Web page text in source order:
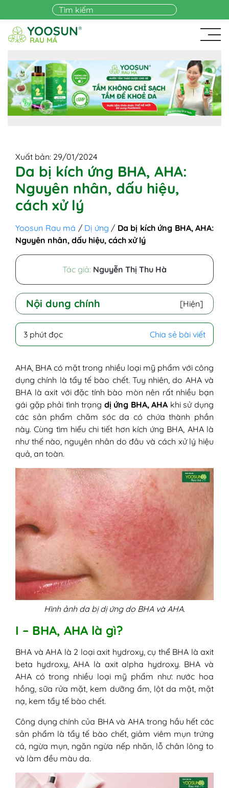
Skip to main content
Xuất bản: 29/01/2024
Da bị kích ứng BHA, AHA:
Nguyên nhân, dấu hiệu,
cách xử lý
Yoosun Rau má / Dị ứng / Da bị kích ứng BHA, AHA:
Nguyên nhân, dấu hiệu, cách xử lý
Tác giả: Nguyễn Thị Thu Hà
Nội dung chính [Hiện]
II - Dị ứng BHA, AHA là như thế nào?
IV - Dấu hiệu dị ứng BHA, AHA
V - Cách xử lý hiện tượng kích ứng BHA,
AHA
3 phút đọc Chia sẻ bài viết
AHA, BHA có mặt trong nhiều loại mỹ phẩm với công
dụng chính là tẩy tế bào chết. Tuy nhiên, do AHA và
BHA là axit với đặc tính bào mòn nên rất nhiều bạn
gái gặp phải tình trạng dị ứng BHA, AHA khi sử dụng
các sản phẩm chăm sóc da có chứa thành phần
này. Cùng tìm hiểu chi tiết hơn kích ứng BHA, AHA là
như thế nào, nguyên nhân do đâu và cách xử lý hiệu
quả, an toàn.
Hình ảnh da bị dị ứng do BHA và AHA.
I – BHA, AHA là gì?
BHA và AHA là 2 loại axit hydroxy, cụ thể BHA là axit
beta hydroxy, AHA là axit alpha hydroxy. BHA và
AHA có trong nhiều loại mỹ phẩm như: nước hoa
hồng, sữa rửa mặt, kem dưỡng ẩm, lột da mặt, mặt
nạ, kem tẩy tế bào chết.
Công dụng chính của BHA và AHA trong hầu hết các
sản phẩm là tẩy tế bào chết, giảm viêm mụn trứng
cá, ngừa mụn, ngăn ngừa nếp nhăn, lỗ chân lông to
và làm đều màu da.